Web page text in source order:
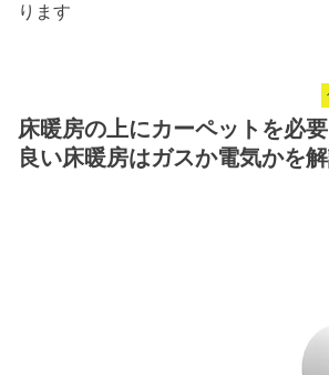
ります
床暖房の上にカーペットを必
良い床暖房はガスか電気かを